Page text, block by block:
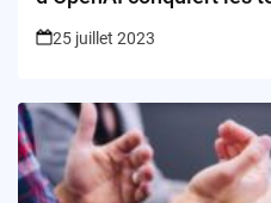
25 juillet 2023